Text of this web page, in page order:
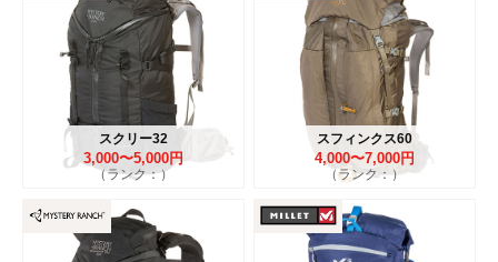
スクリー32
3,000〜5,000円
（ランク：）
スフィンクス60
4,000〜7,000円
（ランク：）